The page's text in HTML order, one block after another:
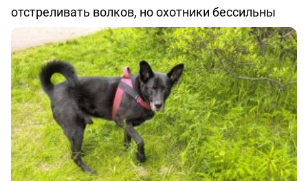
отстреливать волков, но охотники бессильны